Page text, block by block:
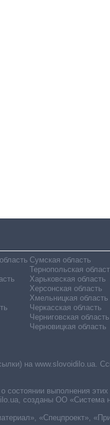
Сумская область
Тернопольская
Харьковская область
Херсонская область
Хмельницкая область
Черкасская область
Черниговская область
Черновицкая область
на www.slovoidilo.ua.
выполнения этих
созданы ОО «Система
«Спецпроект»,